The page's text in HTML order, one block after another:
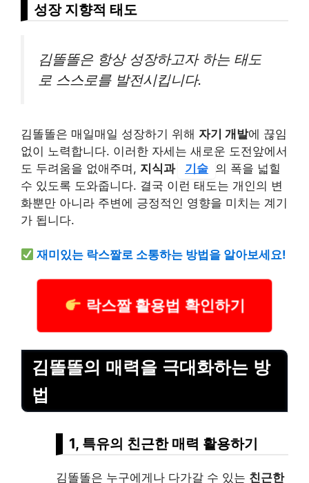
성장 지향적 태도
김똘똘은 항상 성장하고자 하는 태도
로 스스로를 발전시킵니다.
김똘똘은 매일매일 성장하기 위해 자기 개발에 끊임
없이 노력합니다. 이러한 자세는 새로운 도전앞에서
도 두려움을 없애주며, 지식과 기술 의 폭을 넓힐
수 있도록 도와줍니다. 결국 이런 태도는 개인의 변
화뿐만 아니라 주변에 긍정적인 영향을 미치는 계기
가 됩니다.
재미있는 락스짤로 소통하는 방법을 알아보세요!
락스짤 활용법 확인하기
김똘똘의 매력을 극대화하는 방
법
1, 특유의 친근한 매력 활용하기
김똘똘은 누구에게나 다가갈 수 있는 친근한